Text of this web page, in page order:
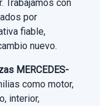
LAMBDA
(W213) E
Trabajamos con
por
fiable,
nuevo.
MERCEDES-
como motor,
interior,